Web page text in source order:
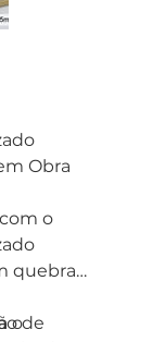
Obra
o
quebra
ode